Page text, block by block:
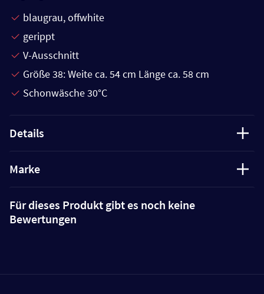
blaugrau, offwhite
gerippt
V-Ausschnitt
Größe 38: Weite ca. 54 cm Länge ca. 58 cm
Schonwäsche 30°C
Details
Marke
Für dieses Produkt gibt es noch keine
Bewertungen